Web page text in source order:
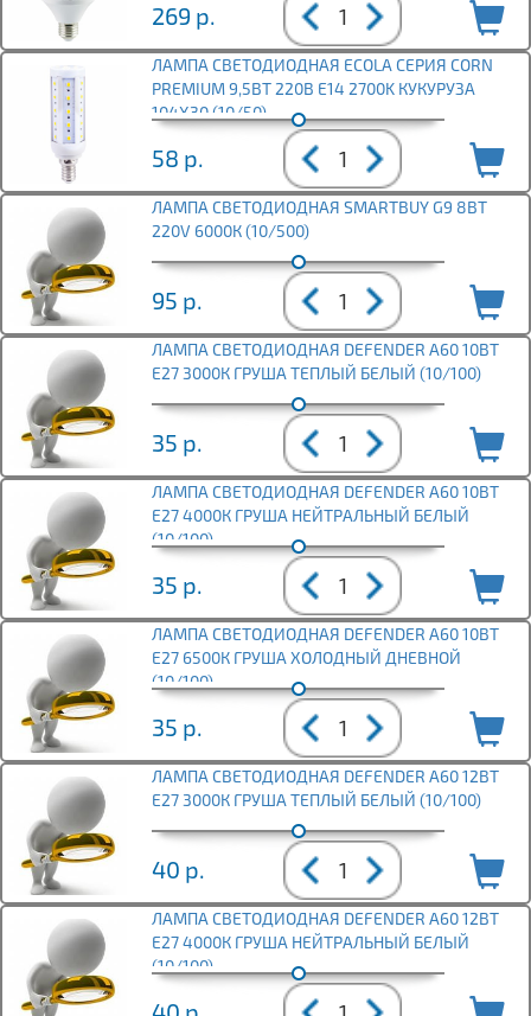
269 р.
ЛАМПА СВЕТОДИОДНАЯ ECOLA СЕРИЯ CORN
PREMIUM 9,5ВТ 220В E14 2700K КУКУРУЗА
104X30 (10/50)
58 р.
ЛАМПА СВЕТОДИОДНАЯ SMARTBUY G9 8ВТ
220V 6000К (10/500)
95 р.
ЛАМПА СВЕТОДИОДНАЯ DEFENDER A60 10ВТ
E27 3000К ГРУША ТЕПЛЫЙ БЕЛЫЙ (10/100)
35 р.
ЛАМПА СВЕТОДИОДНАЯ DEFENDER A60 10ВТ
E27 4000К ГРУША НЕЙТРАЛЬНЫЙ БЕЛЫЙ
(10/100)
35 р.
ЛАМПА СВЕТОДИОДНАЯ DEFENDER A60 10ВТ
E27 6500К ГРУША ХОЛОДНЫЙ ДНЕВНОЙ
(10/100)
35 р.
ЛАМПА СВЕТОДИОДНАЯ DEFENDER A60 12ВТ
E27 3000К ГРУША ТЕПЛЫЙ БЕЛЫЙ (10/100)
40 р.
ЛАМПА СВЕТОДИОДНАЯ DEFENDER A60 12ВТ
E27 4000К ГРУША НЕЙТРАЛЬНЫЙ БЕЛЫЙ
(10/100)